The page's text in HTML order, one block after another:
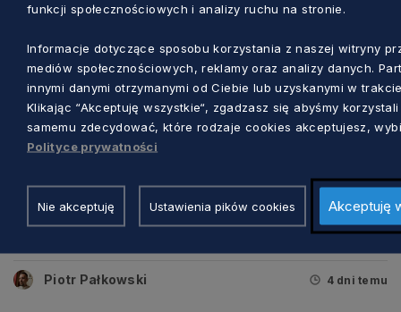
Poznaj Ambasadora i Perełkę Kociewia.
Walne Kociewskie Plachandry już 15
Piotr Pałkowski 4 dni temu
funkcji społecznościowych i analizy ruchu na stronie.
Informacje dotyczące sposobu korzystania z naszej witryny
mediów społecznościowych, reklamy oraz analizy danych.
innymi danymi otrzymanymi od Ciebie lub uzyskanymi w
Klikając “Akceptuję wszystkie“, zgadzasz się abyśmy
samemu zdecydować, które rodzaje cookies akceptujesz,
Polityce prywatności
Nie akceptuję Ustawienia pików cookies Akceptuję